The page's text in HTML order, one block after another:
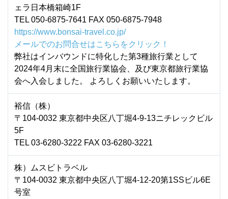
ェラ日本橋箱崎1F
TEL 050-6875-7641 FAX 050-6875-7948
https://www.bonsai-travel.co.jp/
メールでのお問合せはこちらをクリック！
弊社はインバウンドに特化した第3種旅行業として
2024年4月末に全国旅行業協会、及び東京都旅行業協
会へ入会しました。 よろしくお願いいたします。
裕信（株）
〒104-0032 東京都中央区八丁堀4-9-13ニチレックビル
5F
TEL 03-6280-3222 FAX 03-6280-3221
株）ムスビトラベル
〒104-0032 東京都中央区八丁堀4-12-20第1SSビル6E
号室